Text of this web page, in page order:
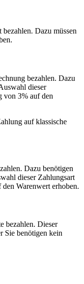
Dazu müssen
bezahlen. Dazu
dieser
von 3% auf den
auf klassische
Dazu benötigen
dieser Zahlungsart
Warenwert erhoben.
bezahlen. Dieser
Sie benötigen kein